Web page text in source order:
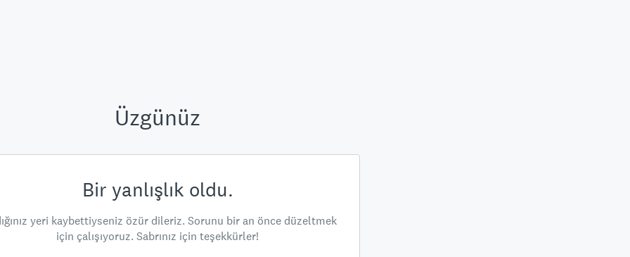
Üzgünüz
Bir yanlışlık oldu.
yeri kaybettiyseniz özür dileriz. Sorunu bir an önce düzeltmek
için çalışıyoruz. Sabrınız için teşekkürler!